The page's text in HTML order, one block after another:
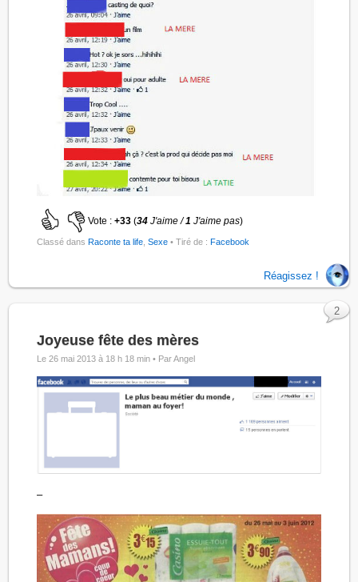
Vote :+33 (34J'aime /1 J'aime pas)
Classé dansRaconte ta life ,Sexe • Tiré de :Facebook
Réagissez !
Joyeuse fête des mères
Le 26 mai 2013 à 18 h 18 min • Par Angel
–
2